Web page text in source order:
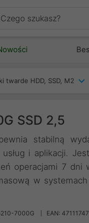
twarde HDD, SSD, M2
SSD 2,5
stabilną
i aplikacji.
operacjami 7
w
7000G EAN: